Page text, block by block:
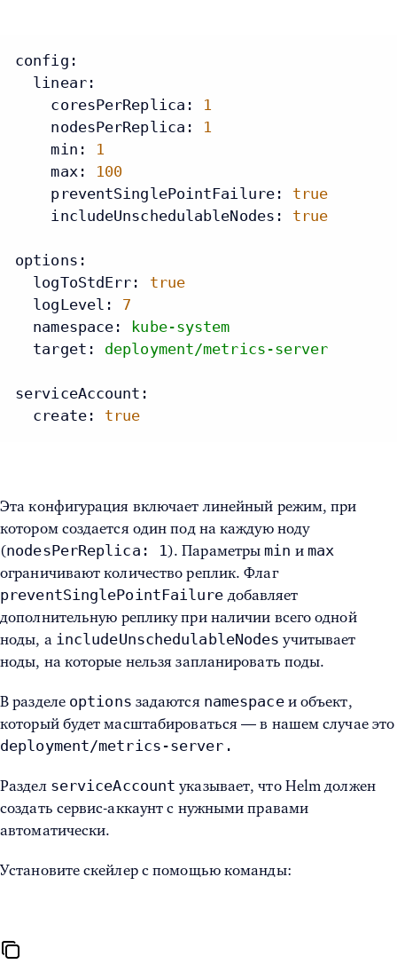
config:
linear:
coresPerReplica:
1
nodesPerReplica:
1
min:
1
max:
100
preventSinglePointFailure:
true
includeUnschedulableNodes:
true
options:
logToStdErr:
true
logLevel:
7
namespace:
kube-system
target:
deployment/metrics-server
serviceAccount:
create:
true
Эта конфигурация включает линейный режим, при
котором создается один под на каждую ноду
(nodesPerReplica: 1). Параметрыmin и max
ограничивают количество реплик. Флаг
preventSinglePointFailure добавляет
дополнительную реплику при наличии всего одной
ноды, а includeUnschedulableNodes учитывает
ноды, на которые нельзя запланировать поды.
В разделе options задаются namespaceи объект,
который будет масштабироваться — в нашем случае это
deployment/metrics-server.
Раздел serviceAccount указывает, что Helm должен
создать сервис-аккаунт с нужными правами
автоматически.
Установите скейлер с помощью команды: